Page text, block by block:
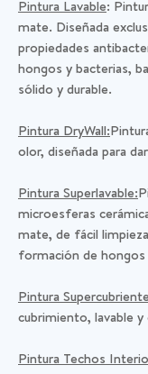
Pintura Lavable:
mate. Diseñada
propiedades
hongos y bacterias,
sólido y durable.
Pintura DryWall:
olor, diseñada para
Pintura Superlavable:
microesferas
mate, de fácil
formación de
Pintura
cubrimiento, lavable
Pintura Techos